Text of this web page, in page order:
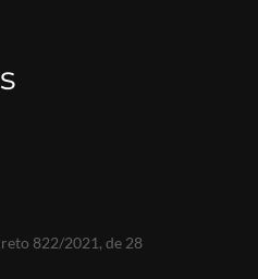
822/2021, de 28